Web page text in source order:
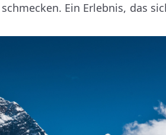
Ein Erlebnis, das